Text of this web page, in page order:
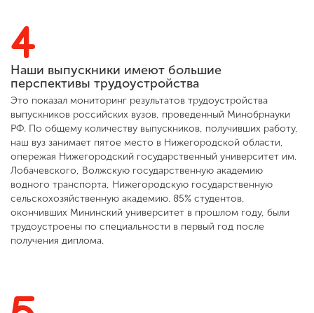
комиссия
+7 (831) 262-26-20
4
Наши выпускники имеют большие
перспективы трудоустройства
Это показал мониторинг результатов трудоустройства
выпускников российских вузов, проведенный Минобрнауки
РФ. По общему количеству выпускников, получивших работу,
наш вуз занимает пятое место в Нижегородской области,
опережая Нижегородский государственный университет им.
Лобачевского, Волжскую государственную академию
водного транспорта, Нижегородскую государственную
сельскохозяйственную академию. 85% студентов,
окончивших Мининский университет в прошлом году, были
трудоустроены по специальности в первый год после
получения диплома.